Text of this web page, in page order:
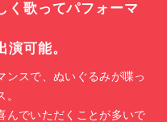
く歌ってパフォーマ
可能。
ンスで、ぬいぐるみが喋っ
んでいただくことが多いで